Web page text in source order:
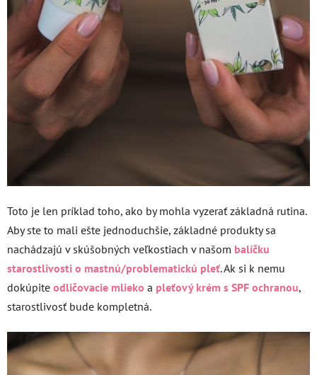
Toto je len príklad toho, ako by mohla vyzerať základná rutina.
Aby ste to mali ešte jednoduchšie, základné produkty sa
nachádzajú v skúšobných veľkostiach v našom balíčku
starostlivosti o mastnú/problematickú pleť. Ak si k nemu
dokúpite odličovacie mlieko a pleťový krém s SPF ochranou,
starostlivosť bude kompletná.